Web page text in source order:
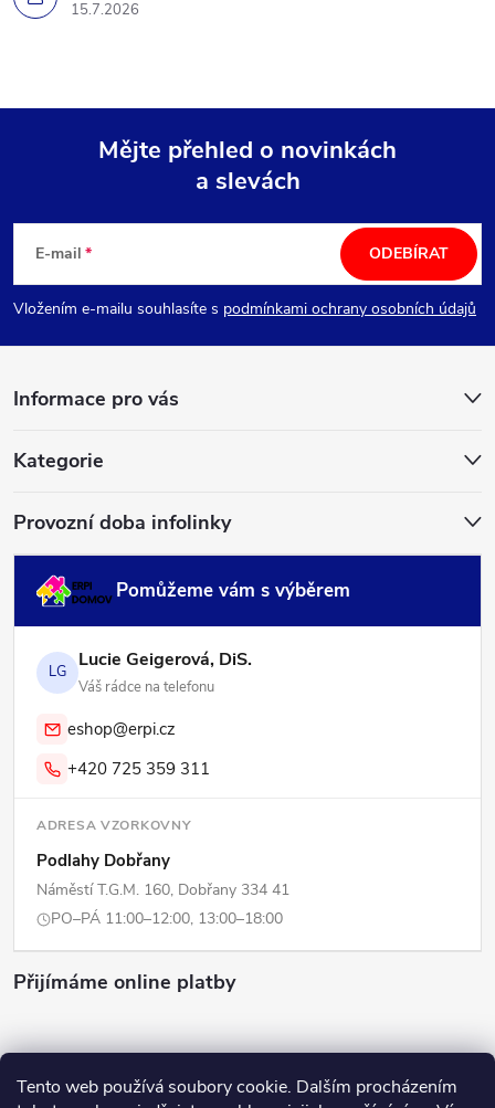
Tento web používá soubory cookie. Dalším procházením
15.7.2026
p
Mějte přehled o novinkách
a slevách
E-mail
Vložením e-mailu souhlasíte s podmínkami ochrany osobních údajů
ODEBÍRAT
Informace pro vás
Kategorie
Provozní doba infolinky
Pomůžeme vám s výběrem
LG Lucie Geigerová, DiS.
Váš rádce na telefonu
eshop@erpi.cz
+420 725 359 311
ADRESA VZORKOVNY
Podlahy Dobřany
Náměstí T.G.M. 160, Dobřany 334 41
PO–PÁ 11:00–12:00, 13:00–18:00
Přijímáme online platby